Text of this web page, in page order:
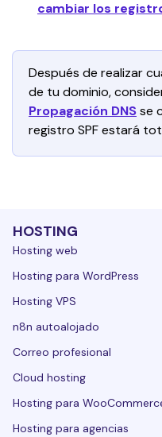
cambiar los
Después de realizar
de tu dominio,
Propagación DNSse
registro SPF estará
HOSTING
Hosting web
Hosting para WordPress
Hosting VPS
n8n autoalojado
Correo profesional
Cloud hosting
Hosting para
Hosting para agencias